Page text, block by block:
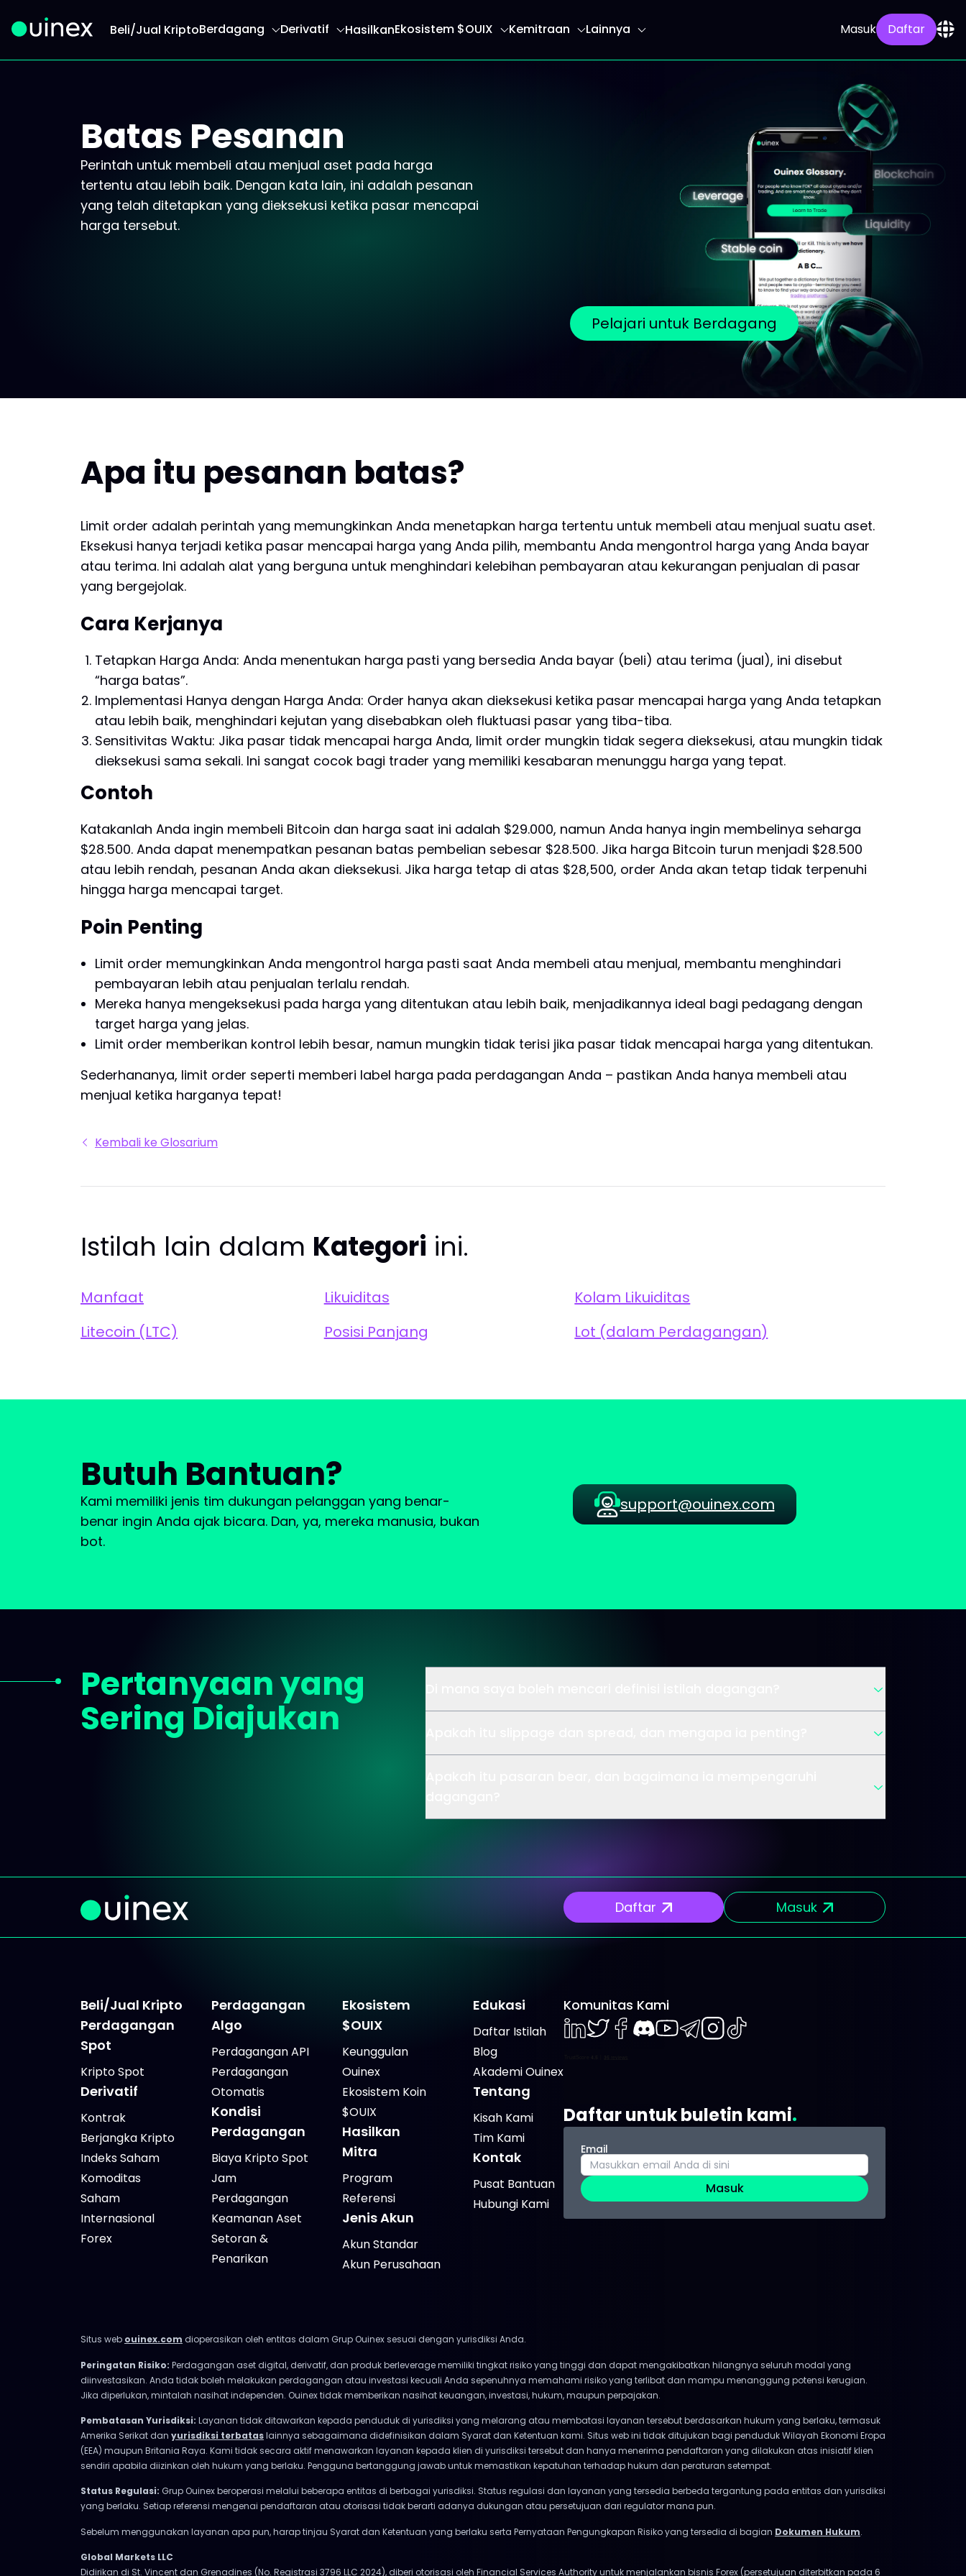
Beli/Jual KriptoBerdagang Derivatif HasilkanEkosistem $OUIX Kemitraan Lainnya Masuk Daftar
Batas Pesanan
Perintah untuk membeli atau menjual aset pada harga
tertentu atau lebih baik. Dengan kata lain, ini adalah pesanan
yang telah ditetapkan yang dieksekusi ketika pasar mencapai
harga tersebut.
Pelajari untuk Berdagang
Apa itu pesanan batas?
Limit order adalah perintah yang memungkinkan Anda menetapkan harga tertentu untuk membeli atau menjual suatu aset.
Eksekusi hanya terjadi ketika pasar mencapai harga yang Anda pilih, membantu Anda mengontrol harga yang Anda bayar
atau terima. Ini adalah alat yang berguna untuk menghindari kelebihan pembayaran atau kekurangan penjualan di pasar
yang bergejolak.
Cara Kerjanya
Tetapkan Harga Anda: Anda menentukan harga pasti yang bersedia Anda bayar (beli) atau terima (jual), ini disebut
“harga batas”.
Implementasi Hanya dengan Harga Anda: Order hanya akan dieksekusi ketika pasar mencapai harga yang Anda tetapkan
atau lebih baik, menghindari kejutan yang disebabkan oleh fluktuasi pasar yang tiba-tiba.
Sensitivitas Waktu: Jika pasar tidak mencapai harga Anda, limit order mungkin tidak segera dieksekusi, atau mungkin tidak
dieksekusi sama sekali. Ini sangat cocok bagi trader yang memiliki kesabaran menunggu harga yang tepat.
Contoh
Katakanlah Anda ingin membeli Bitcoin dan harga saat ini adalah $29.000, namun Anda hanya ingin membelinya seharga
$28.500. Anda dapat menempatkan pesanan batas pembelian sebesar $28.500. Jika harga Bitcoin turun menjadi $28.500
atau lebih rendah, pesanan Anda akan dieksekusi. Jika harga tetap di atas $28,500, order Anda akan tetap tidak terpenuhi
hingga harga mencapai target.
Poin Penting
Limit order memungkinkan Anda mengontrol harga pasti saat Anda membeli atau menjual, membantu menghindari
pembayaran lebih atau penjualan terlalu rendah.
Mereka hanya mengeksekusi pada harga yang ditentukan atau lebih baik, menjadikannya ideal bagi pedagang dengan
target harga yang jelas.
Limit order memberikan kontrol lebih besar, namun mungkin tidak terisi jika pasar tidak mencapai harga yang ditentukan.
Sederhananya, limit order seperti memberi label harga pada perdagangan Anda – pastikan Anda hanya membeli atau
menjual ketika harganya tepat!
Kembali ke Glosarium
Istilah lain dalam Kategori ini.
Manfaat Likuiditas
Kolam Likuiditas
Litecoin (LTC)
Posisi Panjang Lot (dalam Perdagangan)
Butuh Bantuan?
Kami memiliki jenis tim dukungan pelanggan yang benar-
benar ingin Anda ajak bicara. Dan, ya, mereka manusia, bukan
bot.
support@ouinex.com
Pertanyaan yang
Sering Diajukan
Daftar Masuk
Beli/Jual Kripto
Perdagangan
Spot
Kripto Spot
Derivatif
Kontrak
Berjangka Kripto
Indeks Saham
Komoditas
Saham
Internasional
Forex
Perdagangan
Algo
Perdagangan API
Perdagangan
Otomatis
Kondisi
Perdagangan
Biaya Kripto Spot
Jam
Perdagangan
Keamanan Aset
Setoran &
Penarikan
Ekosistem
$OUIX
Keunggulan
Ouinex
Ekosistem Koin
$OUIX
Hasilkan
Mitra
Program
Referensi
Jenis Akun
Akun Standar
Akun Perusahaan
Edukasi
Daftar Istilah
Blog
Akademi Ouinex
Tentang
Kisah Kami
Tim Kami
Kontak
Pusat Bantuan
Hubungi Kami
Komunitas Kami
Daftar untuk buletin kami
Email
Masuk
Situs web ouinex.com dioperasikan oleh entitas dalam Grup Ouinex sesuai dengan yurisdiksi Anda.
Peringatan Risiko: Perdagangan aset digital, derivatif, dan produk berleverage memiliki tingkat risiko yang tinggi dan dapat mengakibatkan hilangnya seluruh modal yang
diinvestasikan. Anda tidak boleh melakukan perdagangan atau investasi kecuali Anda sepenuhnya memahami risiko yang terlibat dan mampu menanggung potensi kerugian.
Jika diperlukan, mintalah nasihat independen. Ouinex tidak memberikan nasihat keuangan, investasi, hukum, maupun perpajakan.
Pembatasan Yurisdiksi: Layanan tidak ditawarkan kepada penduduk di yurisdiksi yang melarang atau membatasi layanan tersebut berdasarkan hukum yang berlaku, termasuk
Amerika Serikat dan yurisdiksi terbataslainnya sebagaimana didefinisikan dalam Syarat dan Ketentuan kami. Situs web ini tidak ditujukan bagi penduduk Wilayah Ekonomi Eropa
(EEA) maupun Britania Raya. Kami tidak secara aktif menawarkan layanan kepada klien di yurisdiksi tersebut dan hanya menerima pendaftaran yang dilakukan atas inisiatif klien
sendiri apabila diizinkan oleh hukum yang berlaku. Pengguna bertanggung jawab untuk memastikan kepatuhan terhadap hukum dan peraturan setempat.
Status Regulasi: Grup Ouinex beroperasi melalui beberapa entitas di berbagai yurisdiksi. Status regulasi dan layanan yang tersedia berbeda tergantung pada entitas dan yurisdiksi
yang berlaku. Setiap referensi mengenai pendaftaran atau otorisasi tidak berarti adanya dukungan atau persetujuan dari regulator mana pun.
Sebelum menggunakan layanan apa pun, harap tinjau Syarat dan Ketentuan yang berlaku serta Pernyataan Pengungkapan Risiko yang tersedia di bagian Dokumen Hukum.
Global Markets LLC
Didirikan di St. Vincent dan Grenadines (No. Registrasi 3796 LLC 2024), diberi otorisasi oleh Financial Services Authority untuk menjalankan bisnis Forex (persetujuan diterbitkan pada 6